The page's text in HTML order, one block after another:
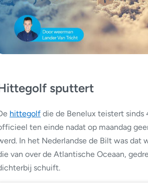
sputtert
hittegolf die de Benelux teistert sinds
ten einde nadat op maandag
In het Nederlandse de Bilt was dat
van over de Atlantische Oceaan,
schuift.